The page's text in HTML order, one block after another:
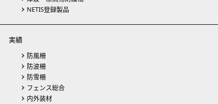
NETIS登録製品
実績
防風柵
防波柵
防雪柵
フェンス総合
内外装材